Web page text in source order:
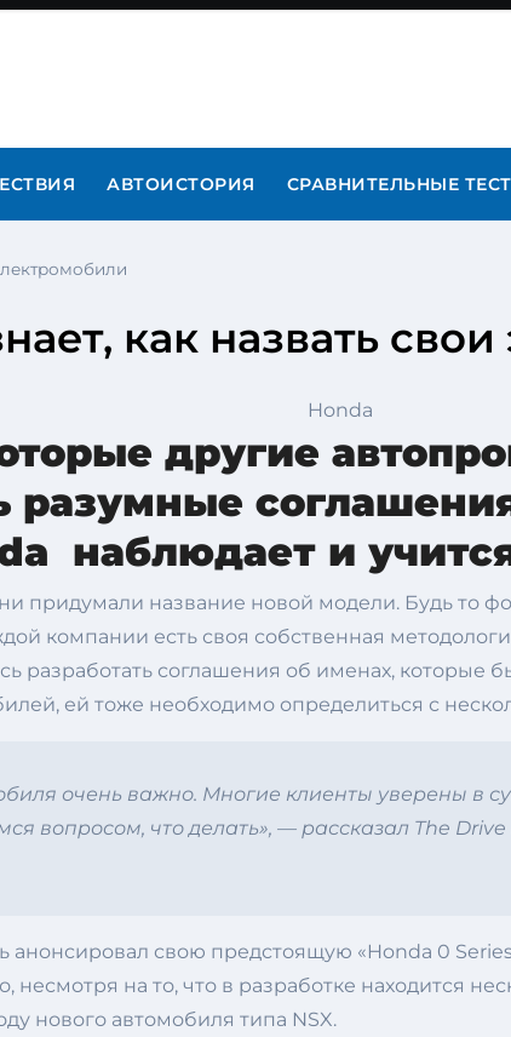
АВТОИСТОРИЯ СРАВНИТЕЛЬНЫЕ
как назвать
другие
разумные
наблюдает и
придумали название новой модели. Будь то
компании есть своя собственная
разработать соглашения об именах, которые
ей тоже необходимо определиться с
очень важно. Многие клиенты уверены в
вопросом, что делать», — рассказал The
анонсировал свою предстоящую «Honda 0
несмотря на то, что в разработке находится
нового автомобиля типа NSX.